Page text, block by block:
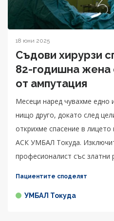
18 юни 2025
Съдови хирурзи
82-годишна жена
от ампутация
Месеци наред чувахме
нищо друго, докато след
открихме спасение в
АСК УМБАЛ Токуда.
професионалист със златни
Пациентите споделят
УМБАЛ Токуда